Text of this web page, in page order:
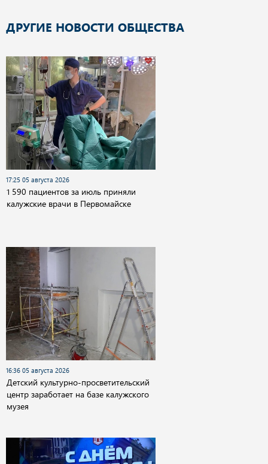
ДРУГИЕ НОВОСТИ ОБЩЕСТВА
17:25 05 августа 2026
1 590 пациентов за июль приняли
калужские врачи в Первомайске
16:36 05 августа 2026
Детский культурно-просветительский
центр заработает на базе калужского
музея